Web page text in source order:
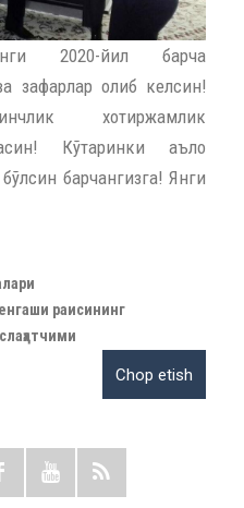
2020-йил барча
зафарлар олиб келсин!
хотиржамлик
Кўтаринки аъло
барчангизга! Янги
раисининг